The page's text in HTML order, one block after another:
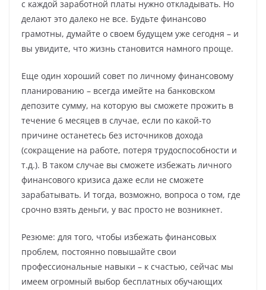
с каждой заработной платы нужно откладывать. Но
делают это далеко не все. Будьте финансово
грамотны, думайте о своем будущем уже сегодня – и
вы увидите, что жизнь становится намного проще.
Еще один хороший совет по личному финансовому
планированию – всегда имейте на банковском
депозите сумму, на которую вы сможете прожить в
течение 6 месяцев в случае, если по какой-то
причине останетесь без источников дохода
(сокращение на работе, потеря трудоспособности и
т.д.). В таком случае вы сможете избежать личного
финансового кризиса даже если не сможете
зарабатывать. И тогда, возможно, вопроса о том, где
срочно взять деньги, у вас просто не возникнет.
Резюме: для того, чтобы избежать финансовых
проблем, постоянно повышайте свои
профессиональные навыки – к счастью, сейчас мы
имеем огромный выбор бесплатных обучающих